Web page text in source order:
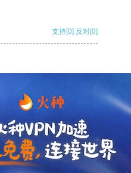
支持[0] 反对[0]
支持 [0] 反对[0]